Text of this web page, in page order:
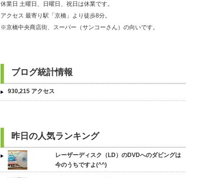
休業日 土曜日、日曜日、祝日は休業です。
アクセス 最寄り駅「京橋」より徒歩8分。
※京橋中央商店街、スーパー（サンコーさん）の向いです。
ブログ統計情報
930,215 アクセス
昨日の人気ランキング
レーザーディスク（LD）のDVDへのダビングは
今のうちですよ(^^)